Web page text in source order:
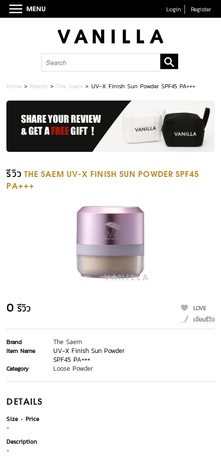
Login Register
Home > Brands >The Saem >UV-X Finish Sun Powder SPF45 PA+++
รีวิว THE SAEM UV-X FINISH SUN POWDER SPF45
PA+++
0 รีวิว
LOVE
เขียนรีวิว
Brand The Saem
Item Name
UV-X Finish Sun Powder
SPF45 PA+++
Category Loose Powder
DETAILS
Size
Price
-
Description
-